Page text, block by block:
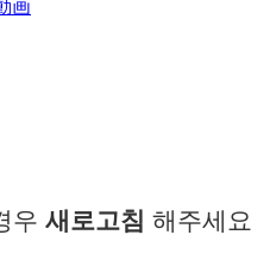
우 새로고침 해주세요